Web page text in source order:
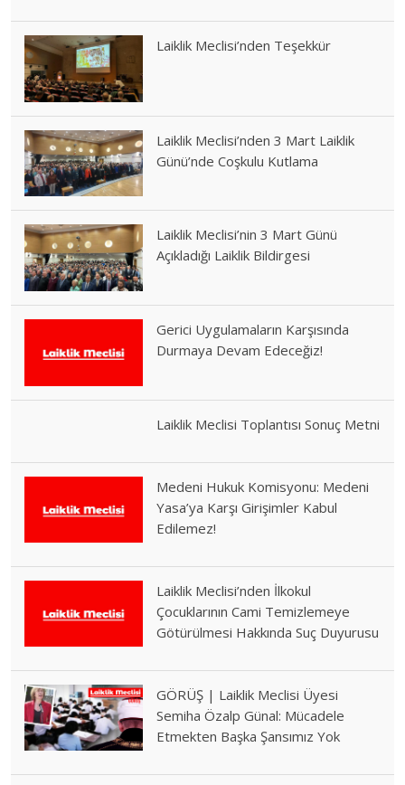
Laiklik Meclisi’nden Teşekkür
Laiklik Meclisi’nden 3 Mart Laiklik
Günü’nde Coşkulu Kutlama
Laiklik Meclisi’nin 3 Mart Günü
Açıkladığı Laiklik Bildirgesi
Gerici Uygulamaların Karşısında
Durmaya Devam Edeceğiz!
Laiklik Meclisi Toplantısı Sonuç Metni
Medeni Hukuk Komisyonu: Medeni
Yasa’ya Karşı Girişimler Kabul
Edilemez!
Laiklik Meclisi’nden İlkokul
Çocuklarının Cami Temizlemeye
Götürülmesi Hakkında Suç Duyurusu
GÖRÜŞ | Laiklik Meclisi Üyesi
Semiha Özalp Günal: Mücadele
Etmekten Başka Şansımız Yok